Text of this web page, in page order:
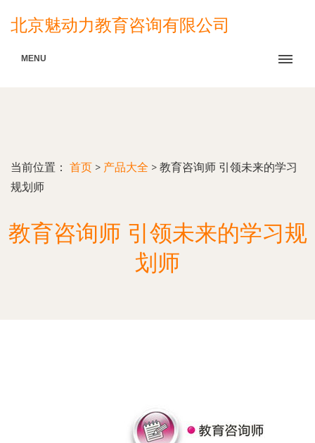
北京魅动力教育咨询有限公司
MENU
当前位置： 首页 > 产品大全 > 教育咨询师 引领未来的学习
规划师
教育咨询师 引领未来的学习规
划师